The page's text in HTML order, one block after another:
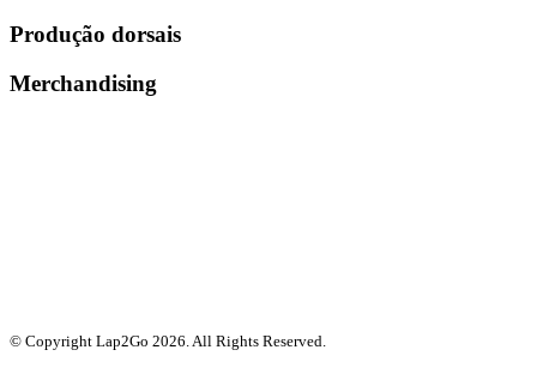
Produção dorsais
Merchandising
© Copyright Lap2Go 2026. All Rights Reserved.